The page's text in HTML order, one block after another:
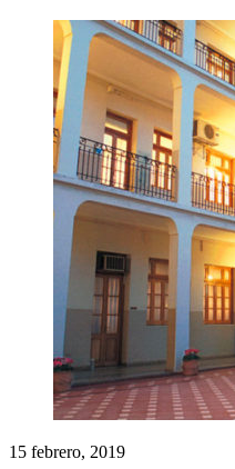
15 febrero, 2019